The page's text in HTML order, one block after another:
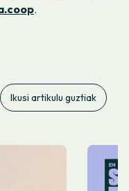
.
Ikusi artikulu guztiak